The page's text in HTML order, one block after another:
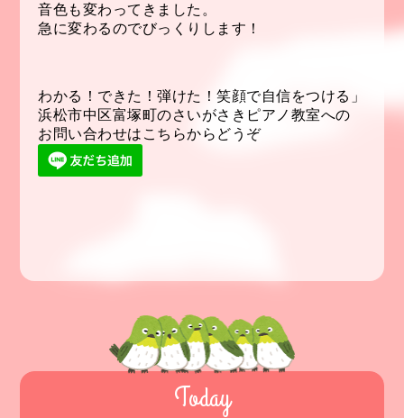
音色も変わってきました。
急に変わるのでびっくりします！
わかる！できた！弾けた！笑顔で自信をつける」
浜松市中区富塚町のさいがさきピアノ教室への
お問い合わせはこちらからどうぞ
Today